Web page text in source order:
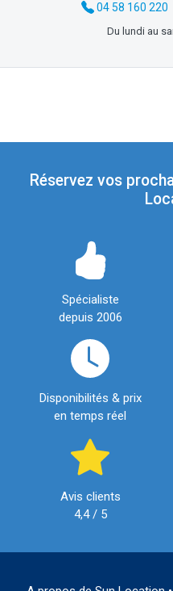
04 58 160 220
Du lundi au
Réservez vos
Spécialiste
depuis 2006
Disponibilités & prix
en temps réel
Avis clients
4,4 / 5